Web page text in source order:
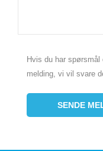
Hvis du har
melding, vi vil svare
SENDE